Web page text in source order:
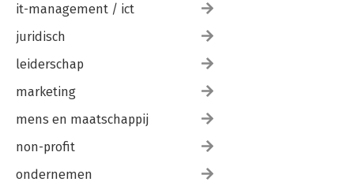
it-management / ict
juridisch
leiderschap
marketing
mens en maatschappij
non-profit
ondernemen